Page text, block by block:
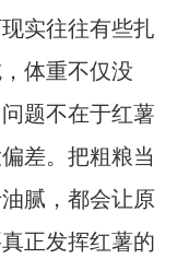
实往往有些扎
体重不仅没
题不在于红薯
差。把粗粮当
腻，都会让原
正发挥红薯的